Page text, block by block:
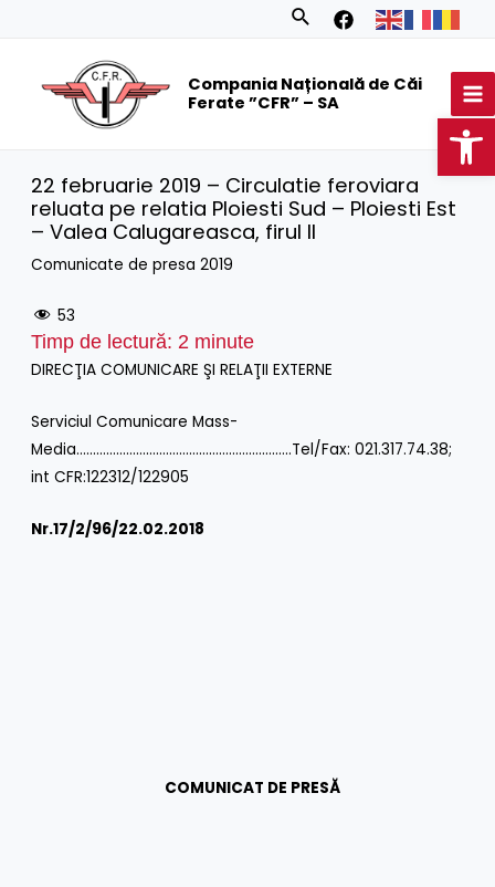
Search
Compania Națională de Căi
Ferate ”CFR” – SA
22 februarie 2019 – Circulatie feroviara
reluata pe relatia Ploiesti Sud – Ploiesti Est
– Valea Calugareasca, firul II
Comunicate de presa 2019
53
Timp de lectură: 2 minute
DIRECŢIA COMUNICARE ŞI RELAŢII EXTERNE
Serviciul Comunicare Mass-
Media………………………………………………………..Tel/Fax: 021.317.74.38;
int CFR:122312/122905
Nr.17/2/96/22.02.2018
COMUNICAT DE PRESĂ